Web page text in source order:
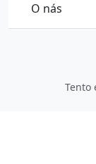
O nás
Tento